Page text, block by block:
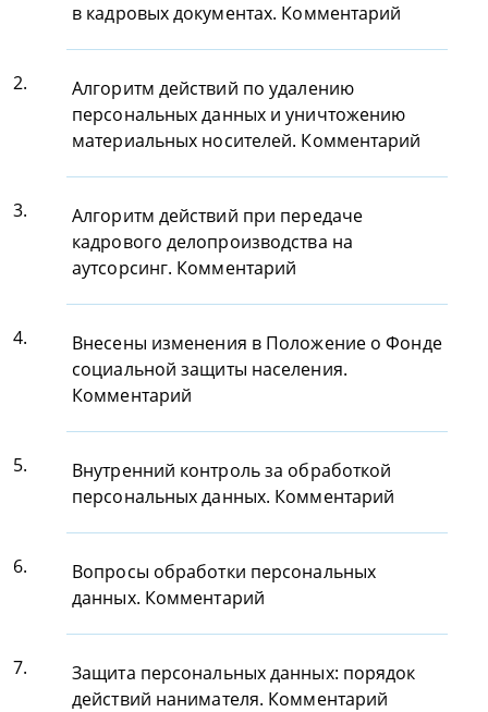
в кадровых документах. Комментарий
2.
Алгоритм действий по удалению
персональных данных и уничтожению
материальных носителей. Комментарий
3.
Алгоритм действий при передаче
кадрового делопроизводства на
аутсорсинг. Комментарий
4.
Внесены изменения в Положение о Фонде
социальной защиты населения.
Комментарий
5.
Внутренний контроль за обработкой
персональных данных. Комментарий
6.
Вопросы обработки персональных
данных. Комментарий
7.
Защита персональных данных: порядок
действий нанимателя. Комментарий